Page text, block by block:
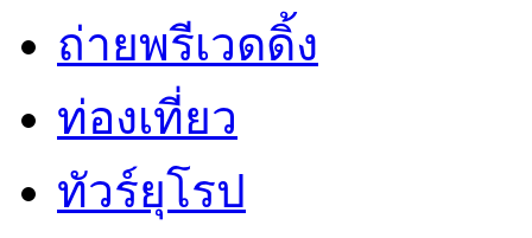
ถ่ายพรีเวดดิ้ง
ท่องเที่ยว
ทัวร์ยุโรป